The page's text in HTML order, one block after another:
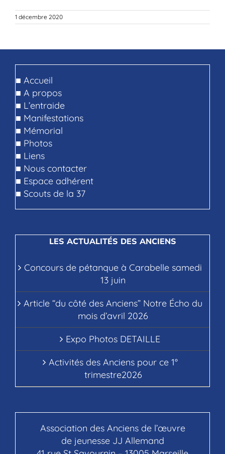
1 décembre 2020
■ Accueil
■ A propos
■ L’entraide
■ Manifestations
■ Mémorial
■ Photos
■ Liens
■ Nous contacter
■ Espace adhérent
■ Scouts de la 37
LES ACTUALITÉS DES ANCIENS
Concours de pétanque à Carabelle samedi
13 juin
Article “du côté des Anciens” Notre Écho du
mois d’avril 2026
Expo Photos DETAILLE
Activités des Anciens pour ce 1°
trimestre2026
Association des Anciens de l’œuvre
de jeunesse JJ Allemand